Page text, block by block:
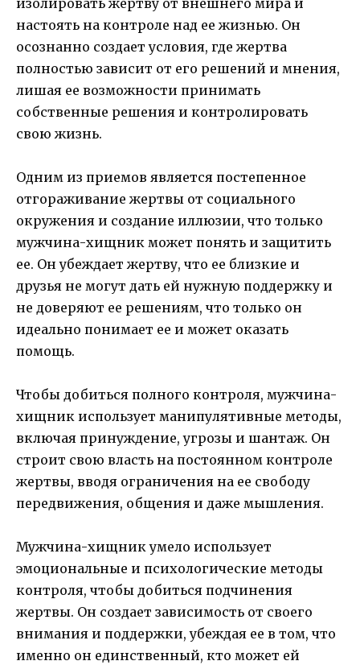
настоять на контроле над ее жизнью. Он
осознанно создает условия, где жертва
полностью зависит от его решений и мнения,
лишая ее возможности принимать
собственные решения и контролировать
свою жизнь.
Одним из приемов является постепенное
отгораживание жертвы от социального
окружения и создание иллюзии, что только
мужчина-хищник может понять и защитить
ее. Он убеждает жертву, что ее близкие и
друзья не могут дать ей нужную поддержку и
не доверяют ее решениям, что только он
идеально понимает ее и может оказать
помощь.
Чтобы добиться полного контроля, мужчина-
хищник использует манипулятивные методы,
включая принуждение, угрозы и шантаж. Он
строит свою власть на постоянном контроле
жертвы, вводя ограничения на ее свободу
передвижения, общения и даже мышления.
Мужчина-хищник умело использует
эмоциональные и психологические методы
контроля, чтобы добиться подчинения
жертвы. Он создает зависимость от своего
внимания и поддержки, убеждая ее в том, что
именно он единственный, кто может ей